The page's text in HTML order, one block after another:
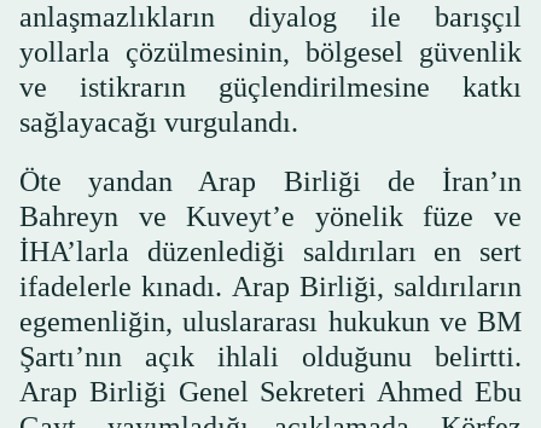
anlaşmazlıkların diyalog ile barışçıl
yollarla çözülmesinin, bölgesel güvenlik
ve istikrarın güçlendirilmesine katkı
sağlayacağı vurgulandı.
Öte yandan Arap Birliği de İran’ın
Bahreyn ve Kuveyt’e yönelik füze ve
İHA’larla düzenlediği saldırıları en sert
ifadelerle kınadı. Arap Birliği, saldırıların
egemenliğin, uluslararası hukukun ve BM
Şartı’nın açık ihlali olduğunu belirtti.
Arap Birliği Genel Sekreteri Ahmed Ebu